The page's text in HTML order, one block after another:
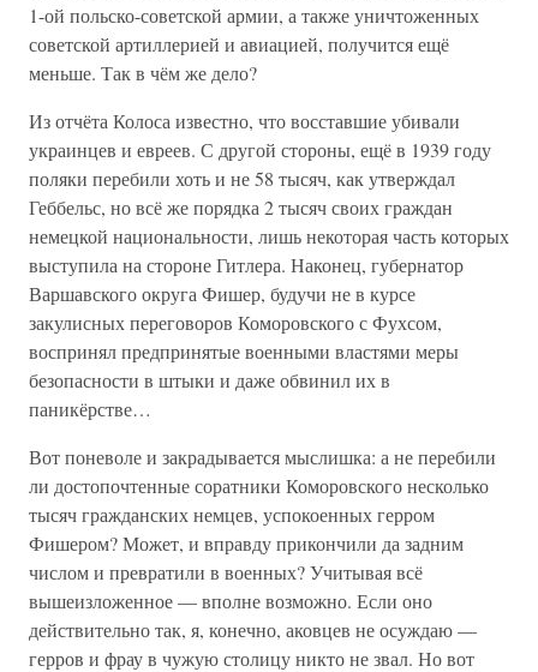
1-ой польско-советской армии, а также уничтоженных
советской артиллерией и авиацией, получится ещё
меньше. Так в чём же дело?
Из отчёта Колоса известно, что восставшие убивали
украинцев и евреев. С другой стороны, ещё в 1939 году
поляки перебили хоть и не 58 тысяч, как утверждал
Геббельс, но всё же порядка 2 тысяч своих граждан
немецкой национальности, лишь некоторая часть которых
выступила на стороне Гитлера. Наконец, губернатор
Варшавского округа Фишер, будучи не в курсе
закулисных переговоров Коморовского с Фухсом,
воспринял предпринятые военными властями меры
безопасности в штыки и даже обвинил их в
паникёрстве…
Вот поневоле и закрадывается мыслишка: а не перебили
ли достопочтенные соратники Коморовского несколько
тысяч гражданских немцев, успокоенных герром
Фишером? Может, и вправду прикончили да задним
числом и превратили в военных? Учитывая всё
вышеизложенное — вполне возможно. Если оно
действительно так, я, конечно, аковцев не осуждаю —
герров и фрау в чужую столицу никто не звал. Но вот